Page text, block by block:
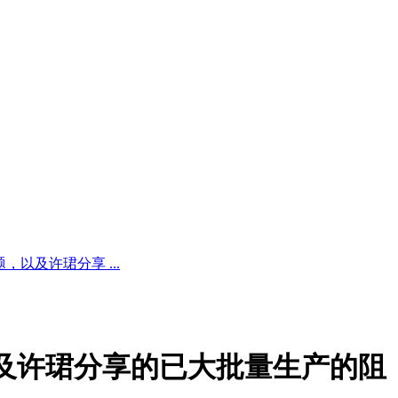
，以及许珺分享 ...
许珺分享的已大批量生产的阻